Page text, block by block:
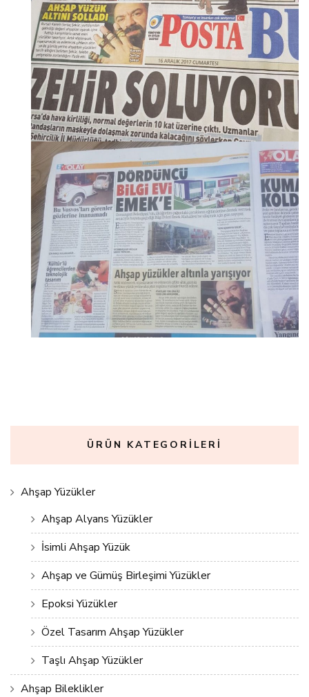
ÜRÜN KATEGORILERI
Ahşap Yüzükler
Ahşap Alyans Yüzükler
İsimli Ahşap Yüzük
Ahşap ve Gümüş Birleşimi Yüzükler
Epoksi Yüzükler
Özel Tasarım Ahşap Yüzükler
Taşlı Ahşap Yüzükler
Ahşap Bileklikler